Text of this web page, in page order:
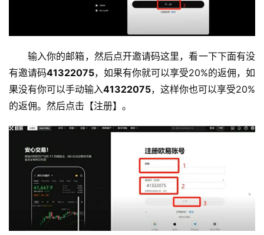
输入你的邮箱，然后点开邀请码这里，看一下下面有没
有邀请码41322075，如果有你就可以享受20%的返佣，如
果没有你可以手动输入41322075，这样你也可以享受20%
的返佣。然后点击【注册】。